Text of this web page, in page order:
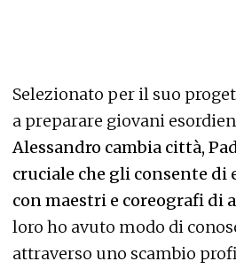
Selezionato per il suo
a preparare giovani
Alessandro cambia città,
cruciale che gli consente
con maestri e coreografi di
loro ho avuto modo di
attraverso uno scambio